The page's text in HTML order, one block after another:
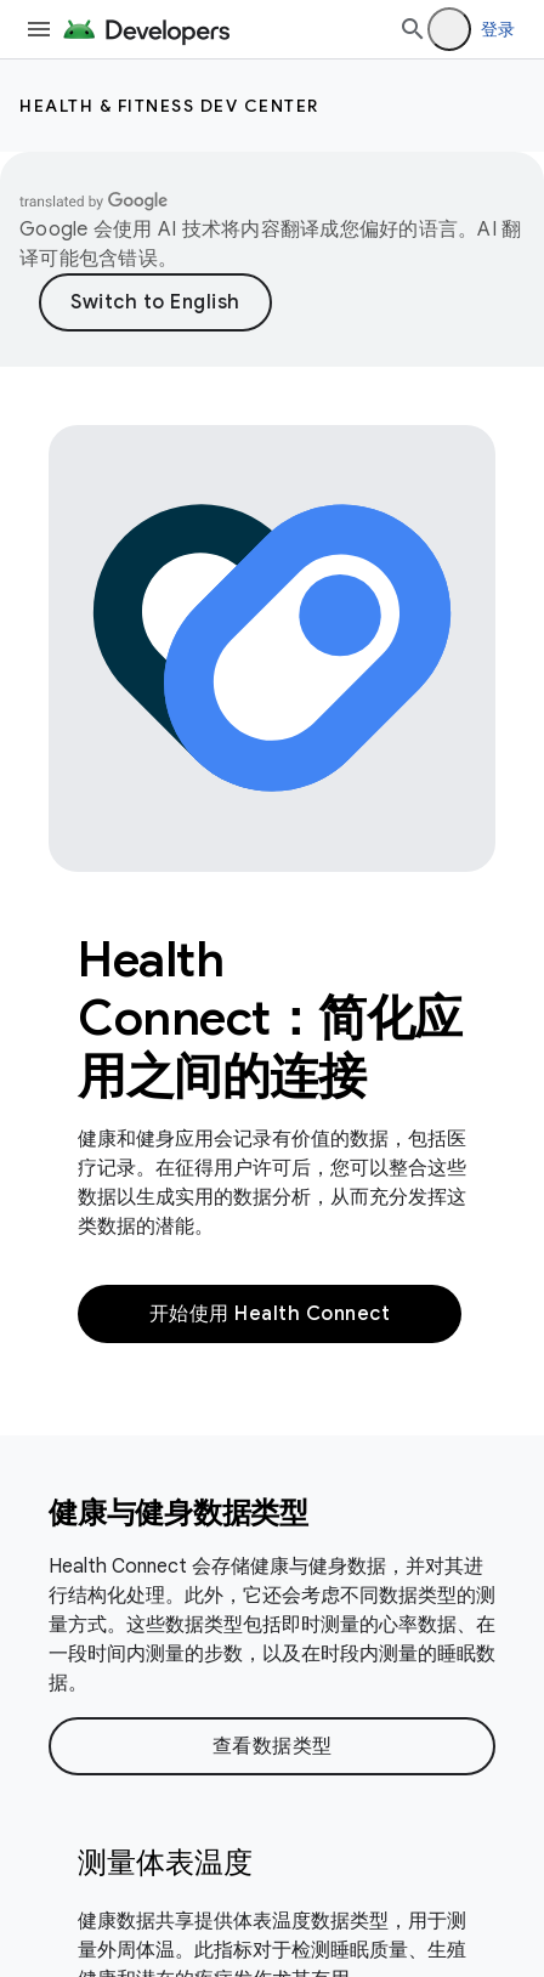
登录
HEALTH & FITNESS DEV CENTER
Google 会使用 AI 技术将内容翻译成您偏好的语言。AI 翻
译可能包含错误。
Health
Connect：简化应
用之间的连接
健康和健身应用会记录有价值的数据，包括医
疗记录。在征得用户许可后，您可以整合这些
数据以生成实用的数据分析，从而充分发挥这
类数据的潜能。
开始使用 Health Connect
健康与健身数据类型
Health Connect 会存储健康与健身数据，并对其进
行结构化处理。此外，它还会考虑不同数据类型的测
量方式。这些数据类型包括即时测量的心率数据、在
一段时间内测量的步数，以及在时段内测量的睡眠数
据。
查看数据类型
测量体表温度
健康数据共享提供体表温度数据类型，用于测
量外周体温。此指标对于检测睡眠质量、生殖